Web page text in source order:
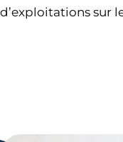
d’exploitations sur